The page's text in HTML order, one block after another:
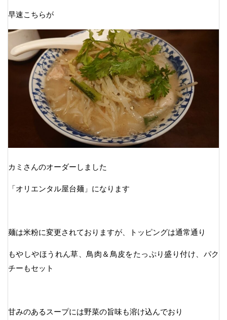
早速こちらが
カミさんのオーダーしました
「オリエンタル屋台麺」になります
麺は米粉に変更されておりますが、トッピングは通常通り
もやしやほうれん草、鳥肉＆鳥皮をたっぷり盛り付け、パク
チーもセット
甘みのあるスープには野菜の旨味も溶け込んでおり